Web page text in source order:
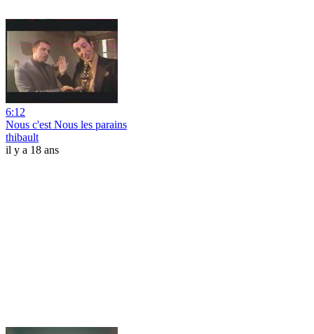
6:12
Nous c'est Nous les parains
thibault
il y a 18 ans